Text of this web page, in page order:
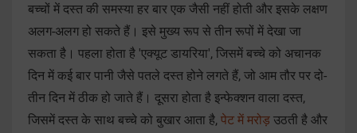
बच्चों में दस्त की समस्या हर बार एक जैसी नहीं होती और इसके लक्षण
अलग-अलग हो सकते हैं। इसे मुख्य रूप से तीन रूपों में देखा जा
सकता है। पहला होता है 'एक्यूट डायरिया', जिसमें बच्चे को अचानक
दिन में कई बार पानी जैसे पतले दस्त होने लगते हैं, जो आम तौर पर दो-
तीन दिन में ठीक हो जाते हैं। दूसरा होता है इन्फेक्शन वाला दस्त,
जिसमें दस्त के साथ बच्चे को बुखार आता है, पेट में मरोड़ उठती है और